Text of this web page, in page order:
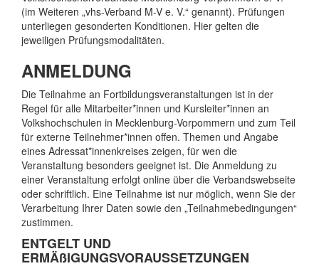
(im Weiteren „vhs-Verband M-V e. V.“ genannt). Prüfungen
unterliegen gesonderten Konditionen. Hier gelten die
jeweiligen Prüfungsmodalitäten.
ANMELDUNG
Die Teilnahme an Fortbildungsveranstaltungen ist in der
Regel für alle Mitarbeiter*innen und Kursleiter*innen an
Volkshochschulen in Mecklenburg-Vorpommern und zum Teil
für externe Teilnehmer*innen offen. Themen und Angabe
eines Adressat*innenkreises zeigen, für wen die
Veranstaltung besonders geeignet ist. Die Anmeldung zu
einer Veranstaltung erfolgt online über die Verbandswebseite
oder schriftlich. Eine Teilnahme ist nur möglich, wenn Sie der
Verarbeitung Ihrer Daten sowie den „Teilnahmebedingungen“
zustimmen.
ENTGELT UND
ERMÄßIGUNGSVORAUSSETZUNGEN